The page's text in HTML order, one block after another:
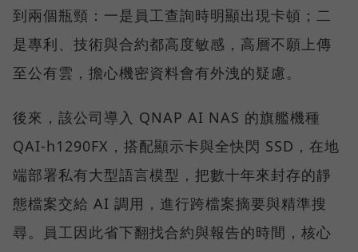
到兩個瓶頸：一是員工查詢時明顯出現卡頓；二
是專利、技術與合約都高度敏感，高層不願上傳
至公有雲，擔心機密資料會有外洩的疑慮。
後來，該公司導入 QNAP AI NAS 的旗艦機種
QAI-h1290FX，搭配顯示卡與全快閃 SSD，在地
端部署私有大型語言模型，把數十年來封存的靜
態檔案交給 AI 調用，進行跨檔案摘要與精準搜
尋。員工因此省下翻找合約與報告的時間，核心